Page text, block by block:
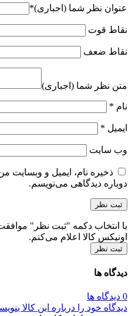
عنوان نظر شما (اجباری)*
نقاط قوت
نقاط ضعف
متن نظر شما (اجباری)
نام *
ایمیل *
وب‌ سایت
ذخیره نام، ایمیل و وبسایت
دوباره دیدگاهی می‌نویسم.
با انتخاب دکمه "ثبت نظر"
اونیکس کالا اعلام می‌کنم.
ثبت نظر
دیدگاه ها
0 دیدگاه ها
دیدگاه خود را درباره این کالا